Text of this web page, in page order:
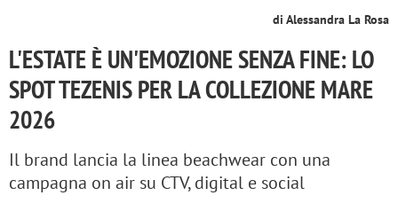
di Alessandra La Rosa
L'ESTATE È UN'EMOZIONE SENZA FINE: LO
SPOT TEZENIS PER LA COLLEZIONE MARE
2026
Il brand lancia la linea beachwear con una
campagna on air su CTV, digital e social